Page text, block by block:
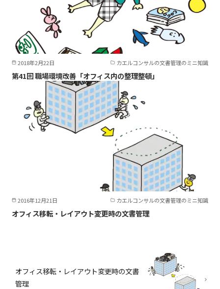
2018年2月22日 カエルコンサルの文書管理のミニ知識
第41回 職場環境改善「オフィス内の整理整頓」
2016年12月21日 カエルコンサルの文書管理のミニ知識
オフィス移転・レイアウト変更時の文書管理
オフィス移転・レイアウト変更時の文書
管理